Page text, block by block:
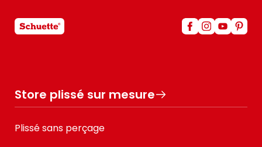
Store plissé sur mesure
Plissé sans perçage